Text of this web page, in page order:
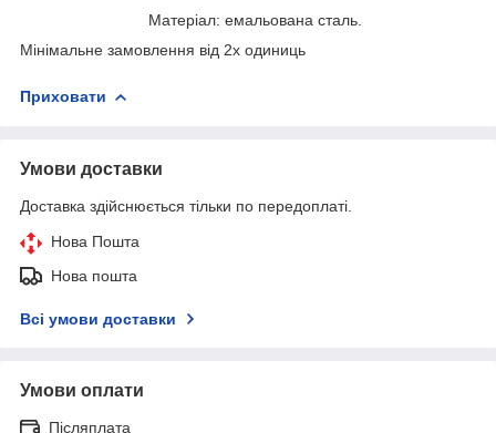
Матеріал: емальована сталь.
Мінімальне замовлення від 2х одиниць
Приховати
Умови доставки
Доставка здійснюється тільки по передоплаті.
Нова Пошта
Нова пошта
Всі умови доставки
Умови оплати
Післяплата